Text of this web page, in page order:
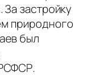
застройку
природного
был